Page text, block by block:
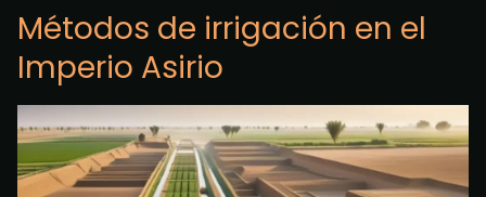
Métodos de irrigación en el
Imperio Asirio